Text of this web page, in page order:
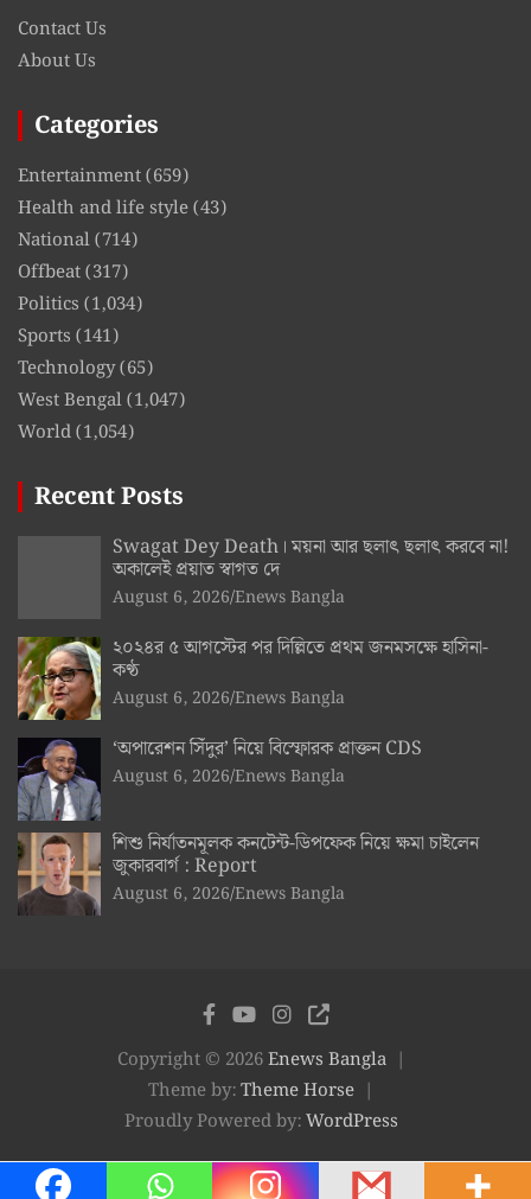
Contact Us
About Us
Categories
Entertainment(659)
Health and life style(43)
National(714)
Offbeat(317)
Politics (1,034)
Sports (141)
Technology(65)
West Bengal(1,047)
World(1,054)
Recent Posts
Swagat Dey Death। ময়না আর ছলাৎ ছলাৎ করবে না!
অকালেই প্রয়াত স্বাগত দে
August 6, 2026 Enews Bangla
২০২৪র ৫ আগস্টের পর দিল্লিতে প্রথম জনমসক্ষে হাসিনা-
কণ্ঠ
August 6, 2026 Enews Bangla
‘অপারেশন সিঁদুর’ নিয়ে বিস্ফোরক প্রাক্তন CDS
August 6, 2026 Enews Bangla
শিশু নির্যাতনমূলক কনটেন্ট-ডিপফেক নিয়ে ক্ষমা চাইলেন
জুকারবার্গ : Report
August 6, 2026 Enews Bangla
Copyright © 2026Enews Bangla
Theme by:Theme Horse
Proudly Powered by:WordPress